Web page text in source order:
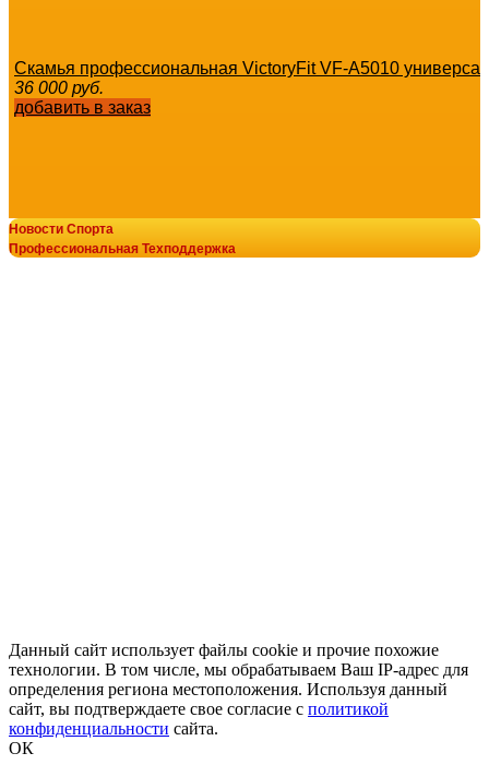
Скамья профессиональная VictoryFit VF-A5010
36 000 руб.
добавить в заказ
GLT PL29 «Разведение ног сидя» силовые тренажеры
129 413 руб.
добавить в заказ
Новости Спорта
Профессиональная Техподдержка
Данный сайт использует файлы cookie и прочие похожие
технологии. В том числе, мы обрабатываем Ваш IP-адрес для
определения региона местоположения. Используя данный
сайт, вы подтверждаете свое согласие с политикой
конфиденциальности сайта.
ОК